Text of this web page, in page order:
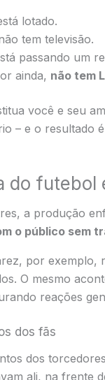
lotado.
tem televisão.
passando um
ainda, não tem
você e seu
– e o resultado
do futebol
a produção
o público sem
por exemplo,
O mesmo
reações
dos fãs
dos
ali, na frente